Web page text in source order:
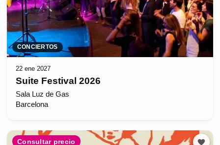
CONCIERTOS
22 ene 2027
Suite Festival 2026
Sala Luz de Gas
Barcelona
Consultar precio